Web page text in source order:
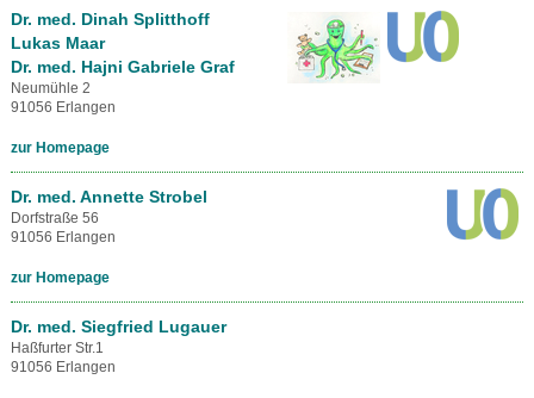
Dr. med. Dinah Splitthoff
Lukas Maar
Dr. med. Hajni Gabriele Graf
Neumühle 2
91056 Erlangen
zur Homepage
Dr. med. Annette Strobel
Dorfstraße 56
91056 Erlangen
zur Homepage
Dr. med. Siegfried Lugauer
Haßfurter Str.1
91056 Erlangen